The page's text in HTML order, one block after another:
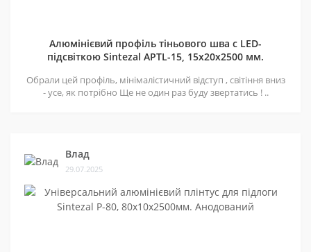
Алюмінієвий профіль тіньового шва c LED-
підсвіткою Sintezal APTL-15, 15х20х2500 мм.
Обрали цей профіль, мінімалістичний відступ , світіння вниз
- усе, як потрібно Ще не один раз буду звертатись ! ..
Влад
29.07.2025